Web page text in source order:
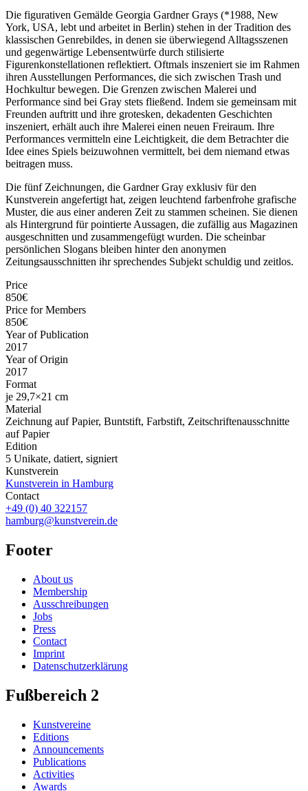
Die figurativen Gemälde Georgia Gardner Grays (*1988, New
York, USA, lebt und arbeitet in Berlin) stehen in der Tradition des
klassischen Genrebildes, in denen sie überwiegend Alltagsszenen
und gegenwärtige Lebensentwürfe durch stilisierte
Figurenkonstellationen reflektiert. Oftmals inszeniert sie im Rahmen
ihren Ausstellungen Performances, die sich zwischen Trash und
Hochkultur bewegen. Die Grenzen zwischen Malerei und
Performance sind bei Gray stets fließend. Indem sie gemeinsam mit
Freunden auftritt und ihre grotesken, dekadenten Geschichten
inszeniert, erhält auch ihre Malerei einen neuen Freiraum. Ihre
Performances vermitteln eine Leichtigkeit, die dem Betrachter die
Idee eines Spiels beizuwohnen vermittelt, bei dem niemand etwas
beitragen muss.
Die fünf Zeichnungen, die Gardner Gray exklusiv für den
Kunstverein angefertigt hat, zeigen leuchtend farbenfrohe grafische
Muster, die aus einer anderen Zeit zu stammen scheinen. Sie dienen
als Hintergrund für pointierte Aussagen, die zufällig aus Magazinen
ausgeschnitten und zusammengefügt wurden. Die scheinbar
persönlichen Slogans bleiben hinter den anonymen
Zeitungsausschnitten ihr sprechendes Subjekt schuldig und zeitlos.
Price
850€
Price for Members
850€
Year of Publication
2017
Year of Origin
2017
Format
je 29,7×21 cm
Material
Zeichnung auf Papier, Buntstift, Farbstift, Zeitschriftenausschnitte
auf Papier
Edition
5 Unikate, datiert, signiert
Kunstverein
Kunstverein in Hamburg
Contact
+49 (0) 40 322157
hamburg@kunstverein.de
Footer
About us
Membership
Ausschreibungen
Jobs
Press
Contact
Imprint
Datenschutzerklärung
Fußbereich 2
Kunstvereine
Editions
Announcements
Publications
Activities
Awards